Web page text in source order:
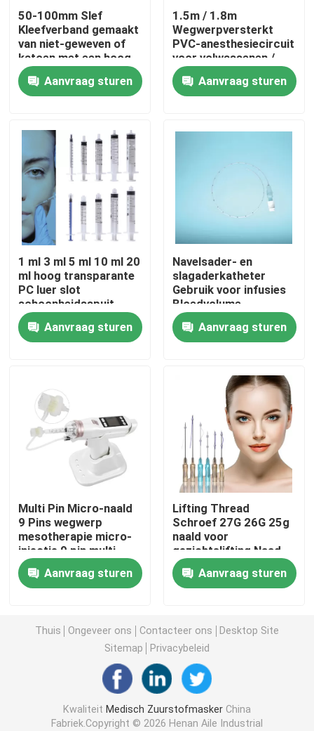
Thuis
Producten
Video's
Over ons
Fabriekstocht
Kwaliteitscontrole
Neem contact met ons op
Nieuws
Venturi-zuurstofmasker
Draagbaar Zuurstofmasker
Beschikbare Steriele Spuit
De Reeks van de infusietransfusie
Silicone Met een laag bedekte Catheter
Chirurgisch het Kleden zich Verband
Gauze Cotton Swab
50-100mm Slef
Kleefverband gemaakt
van niet-geweven of
katoen met een hoog
elastisch weefsel voor
chirurgie aangepaste
grootte kleur
Aanvraag sturen
1.5m / 1.8m
Wegwerpversterkt
PVC-anesthesiecircuit
voor volwassenen /
kinderen
Aanvraag sturen
1 ml 3 ml 5 ml 10 ml 20
ml hoog transparante
PC luer slot
schoonheidsspuit
mono schroef voor
cosmetica
Aanvraag sturen
Navelsader- en
slagaderkatheter
Gebruik voor infusies
Bloedvolume
uitbreiding Centrale
aderdrukcontrole
Parenterale voeding
Aanvraag sturen
Multi Pin Micro-naald
9 Pins wegwerp
mesotherapie micro-
injectie 9 pin multi-
naald
Aanvraag sturen
Lifting Thread
Schroef 27G 26G 25g
naald voor
gezichtslifting Naad
Materiaal PDO draad
Aanvraag sturen
Thuis Ongeveer ons Contacteer ons
Desktop Site
Sitemap
Privacybeleid
Kwaliteit Medisch ZuurstofmaskerChina
Fabriek.Copyright © 2026 Henan Aile Industrial